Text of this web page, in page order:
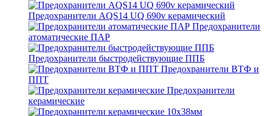
Предохранители AQS14 UQ 690v керамический
Предохранители
атоматические ПАР
Предохранители быстродействующие ППБ
Предохранители ВТФ и
ППТ
Предохранители
керамические